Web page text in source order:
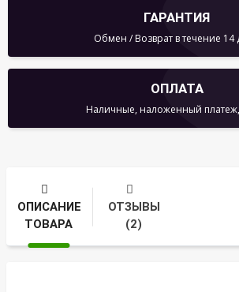
ГАРАНТИЯ
Обмен / Возврат в течение 14
ОПЛАТА
Наличные, наложенный платеж,
ОПИСАНИЕ
ТОВАРА
ОТЗЫВЫ
(2)